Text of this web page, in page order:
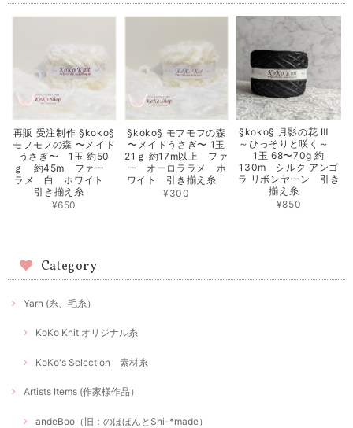
再販 受注制作 §koko§
モフモフの森 〜メイド
うさぎ〜 1玉 約50
ｇ 約45m ファー
ラメ 白 ホワイト
引き揃え糸
¥650
§koko§ モフモフの森
〜メイドうさぎ〜 1玉
21ｇ 約17m以上 ファ
ー オーロララメ ホ
ワイト 引き揃え糸
¥300
§koko§ 月影の花 Ⅲ
～ひっそりと咲く～
1玉 68〜70g 約
130m シルク アンゴ
ラ リボンヤーン 引き
揃え糸
¥850
Category
Yarn (糸、毛糸）
KoKo Knit オリジナル糸
KoKo's Selection 素材糸
Artists Items (作家様作品）
andeBoo（旧：のほほんとShi-*made）